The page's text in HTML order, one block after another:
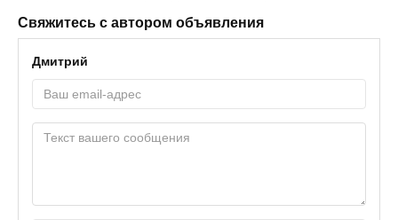
Свяжитесь с автором объявления
Дмитрий